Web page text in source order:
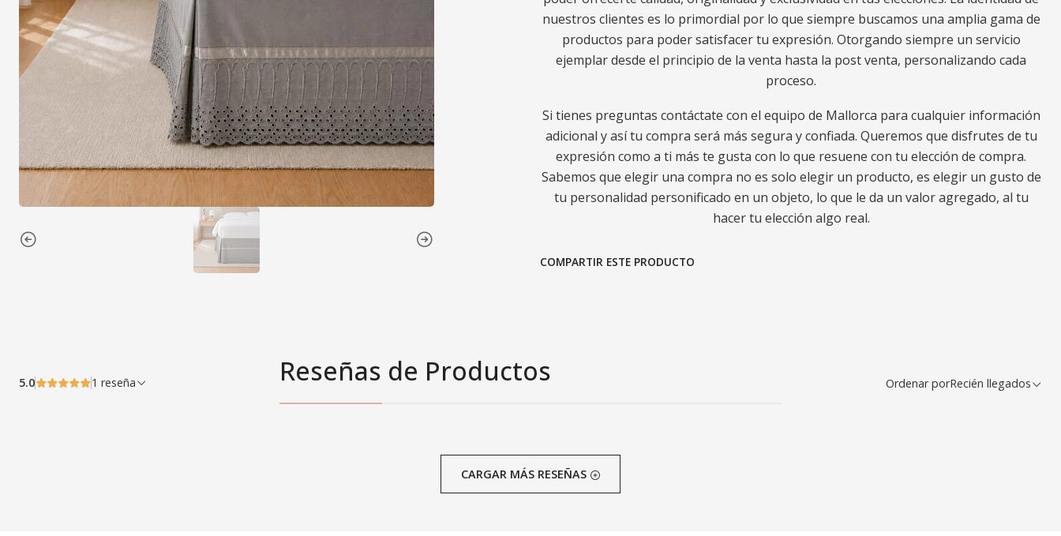
nuestros clientes es lo primordial por lo que siempre buscamos una amplia gama de
productos para poder satisfacer tu expresión. Otorgando siempre un servicio
ejemplar desde el principio de la venta hasta la post venta, personalizando cada
proceso.
Si tienes preguntas contáctate con el equipo de Mallorca para cualquier información
adicional y así tu compra será más segura y confiada. Queremos que disfrutes de tu
expresión como a ti más te gusta con lo que resuene con tu elección de compra.
Sabemos que elegir una compra no es solo elegir un producto, es elegir un gusto de
tu personalidad personificado en un objeto, lo que le da un valor agregado, al tu
hacer tu elección algo real.
COMPARTIR ESTE PRODUCTO
Reseñas de Productos
5.0 1 reseña Ordenar porRecién llegados
CARGAR MÁS RESEÑAS